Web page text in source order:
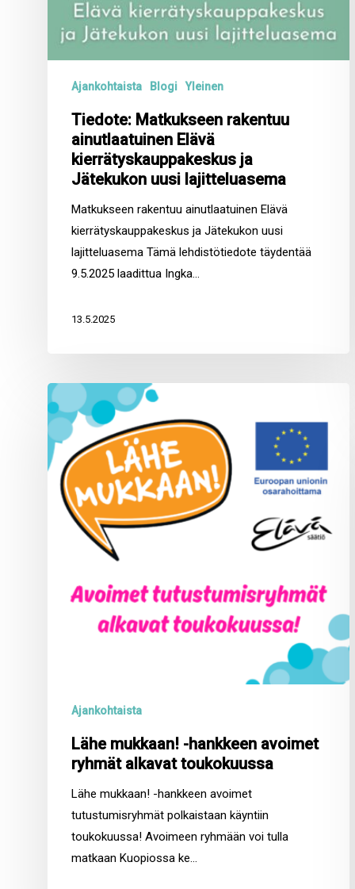
Ajankohtaista Blogi Yleinen
Tiedote: Matkukseen rakentuu
ainutlaatuinen Elävä
kierrätyskauppakeskus ja
Jätekukon uusi lajitteluasema
Matkukseen rakentuu ainutlaatuinen Elävä
kierrätyskauppakeskus ja Jätekukon uusi
lajitteluasema Tämä lehdistötiedote täydentää
9.5.2025 laadittua Ingka…
13.5.2025
Lähe
mukkaan!
-
hankkeen
avoimet
ryhmät
alkavat
toukokuussa
Ajankohtaista
Lähe mukkaan! -hankkeen avoimet
ryhmät alkavat toukokuussa
Lähe mukkaan! -hankkeen avoimet
tutustumisryhmät polkaistaan käyntiin
toukokuussa! Avoimeen ryhmään voi tulla
matkaan Kuopiossa ke…